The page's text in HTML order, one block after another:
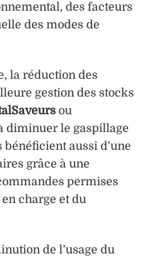
des facteurs
des modes de
la réduction des
gestion des stocks
ou
diminuer le gaspillage
aussi d’une
grâce à une
permises
charge et du
de l’usage du